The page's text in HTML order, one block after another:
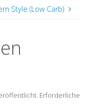
Style (Low Carb)
Erforderliche